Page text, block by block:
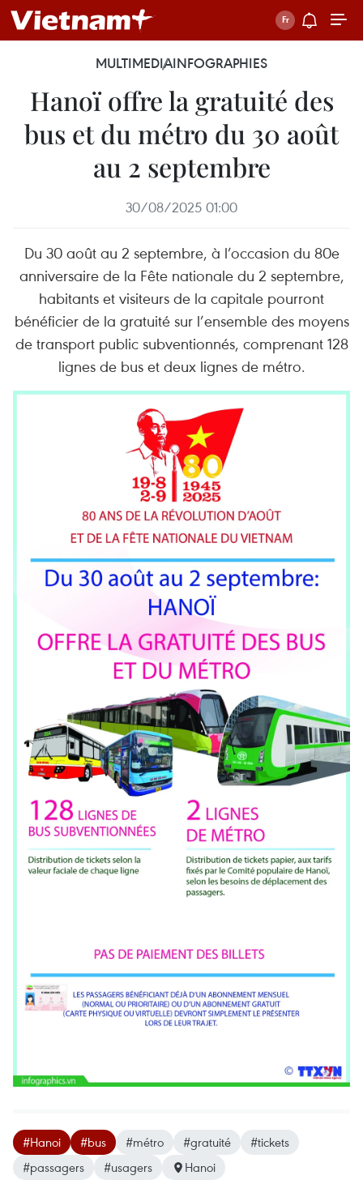
MULTIMEDIAINFOGRAPHIES
Hanoï offre la gratuité des
bus et du métro du 30 août
au 2 septembre
30/08/2025 01:00
Du 30 août au 2 septembre, à l’occasion du 80e
anniversaire de la Fête nationale du 2 septembre,
habitants et visiteurs de la capitale pourront
bénéficier de la gratuité sur l’ensemble des moyens
de transport public subventionnés, comprenant 128
lignes de bus et deux lignes de métro.
#Hanoi #bus #métro #gratuité
#tickets
#passagers
#usagers Hanoi